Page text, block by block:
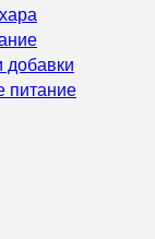
питание